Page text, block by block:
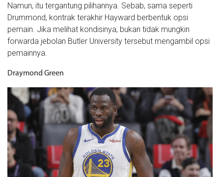
Namun, itu tergantung pilihannya. Sebab, sama seperti
Drummond, kontrak terakhir Hayward berbentuk opsi
pemain. Jika melihat kondisinya, bukan tidak mungkin
forwarda jebolan Butler University tersebut mengambil opsi
pemainnya.
Draymond Green